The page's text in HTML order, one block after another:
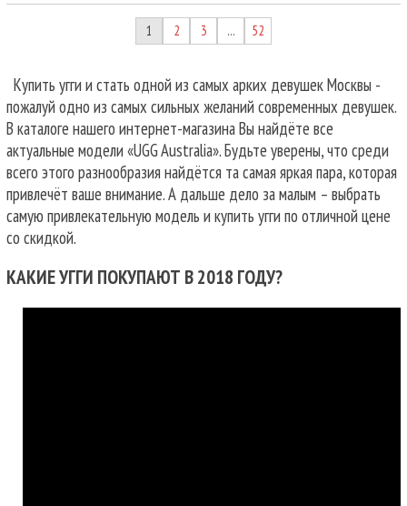
1 2 3 … 52
Купить угги и стать одной из самых арких девушек Москвы -
пожалуй одно из самых сильных желаний современных девушек.
В каталоге нашего интернет-магазина Вы найдёте все
актуальные модели «UGG Australia». Будьте уверены, что среди
всего этого разнообразия найдётся та самая яркая пара, которая
привлечёт ваше внимание. А дальше дело за малым – выбрать
самую привлекательную модель и купить угги по отличной цене
со скидкой.
КАКИЕ УГГИ ПОКУПАЮТ В 2018 ГОДУ?